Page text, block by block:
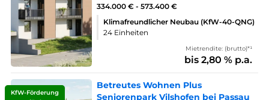
334.000 € - 573.400 €
Klimafreundlicher Neubau (KfW-40-QNG)
24 Einheiten
Mietrendite: (brutto)*¹
bis 2,80 % p.a.
KfW-Förderung
Betreutes Wohnen Plus
Seniorenpark Vilshofen bei Passau